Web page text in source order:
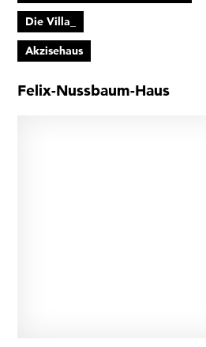
Die Villa_
Akzisehaus
Felix-Nussbaum-Haus